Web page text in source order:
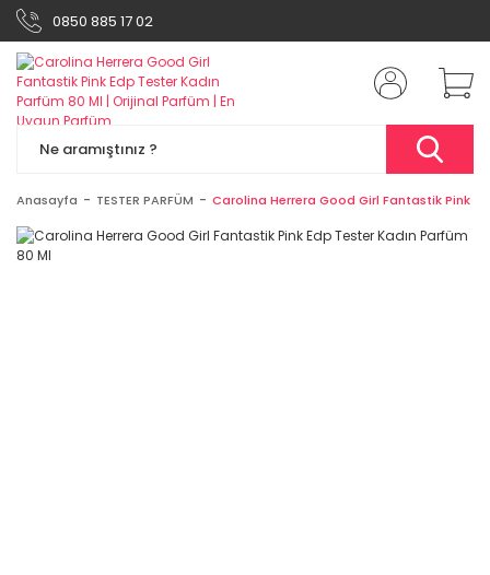
0850 885 17 02
Anasayfa TESTER PARFÜM Carolina Herrera Good Girl Fantastik Pink